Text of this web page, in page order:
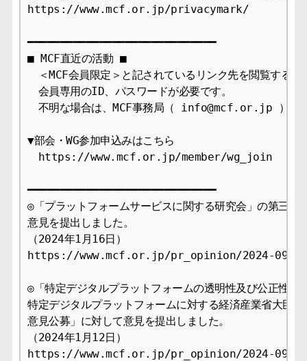
https://www.mcf.or.jp/privacymark/
━━━━━━━━━━━━━━━━━━━━━━━━━━━━━
■ MCF直近の活動 ■
＜MCF会員限定＞と記されているリンク先を閲覧するに
会員専用のID、パスワードが必要です。
不明な場合は、MCF事務局（ info@mcf.or.jp ）まで
▼部会・WG参加申込みはこちら
https://www.mcf.or.jp/member/wg_join
━━━━━━━━━━━━━━━━━━━━━━━━━━━━━
◎「プラットフォームサービスに関する研究会」の第三次
意見を提出しました。
（2024年1月16日）
https://www.mcf.or.jp/pr_opinion/2024-09
◎「特定デジタルプラットフォームの透明性及び公正性の
特定デジタルプラットフォームに対する経済産業省大臣
意見公募」に対して意見を提出しました。
（2024年1月12日）
https://www.mcf.or.jp/pr_opinion/2024-09